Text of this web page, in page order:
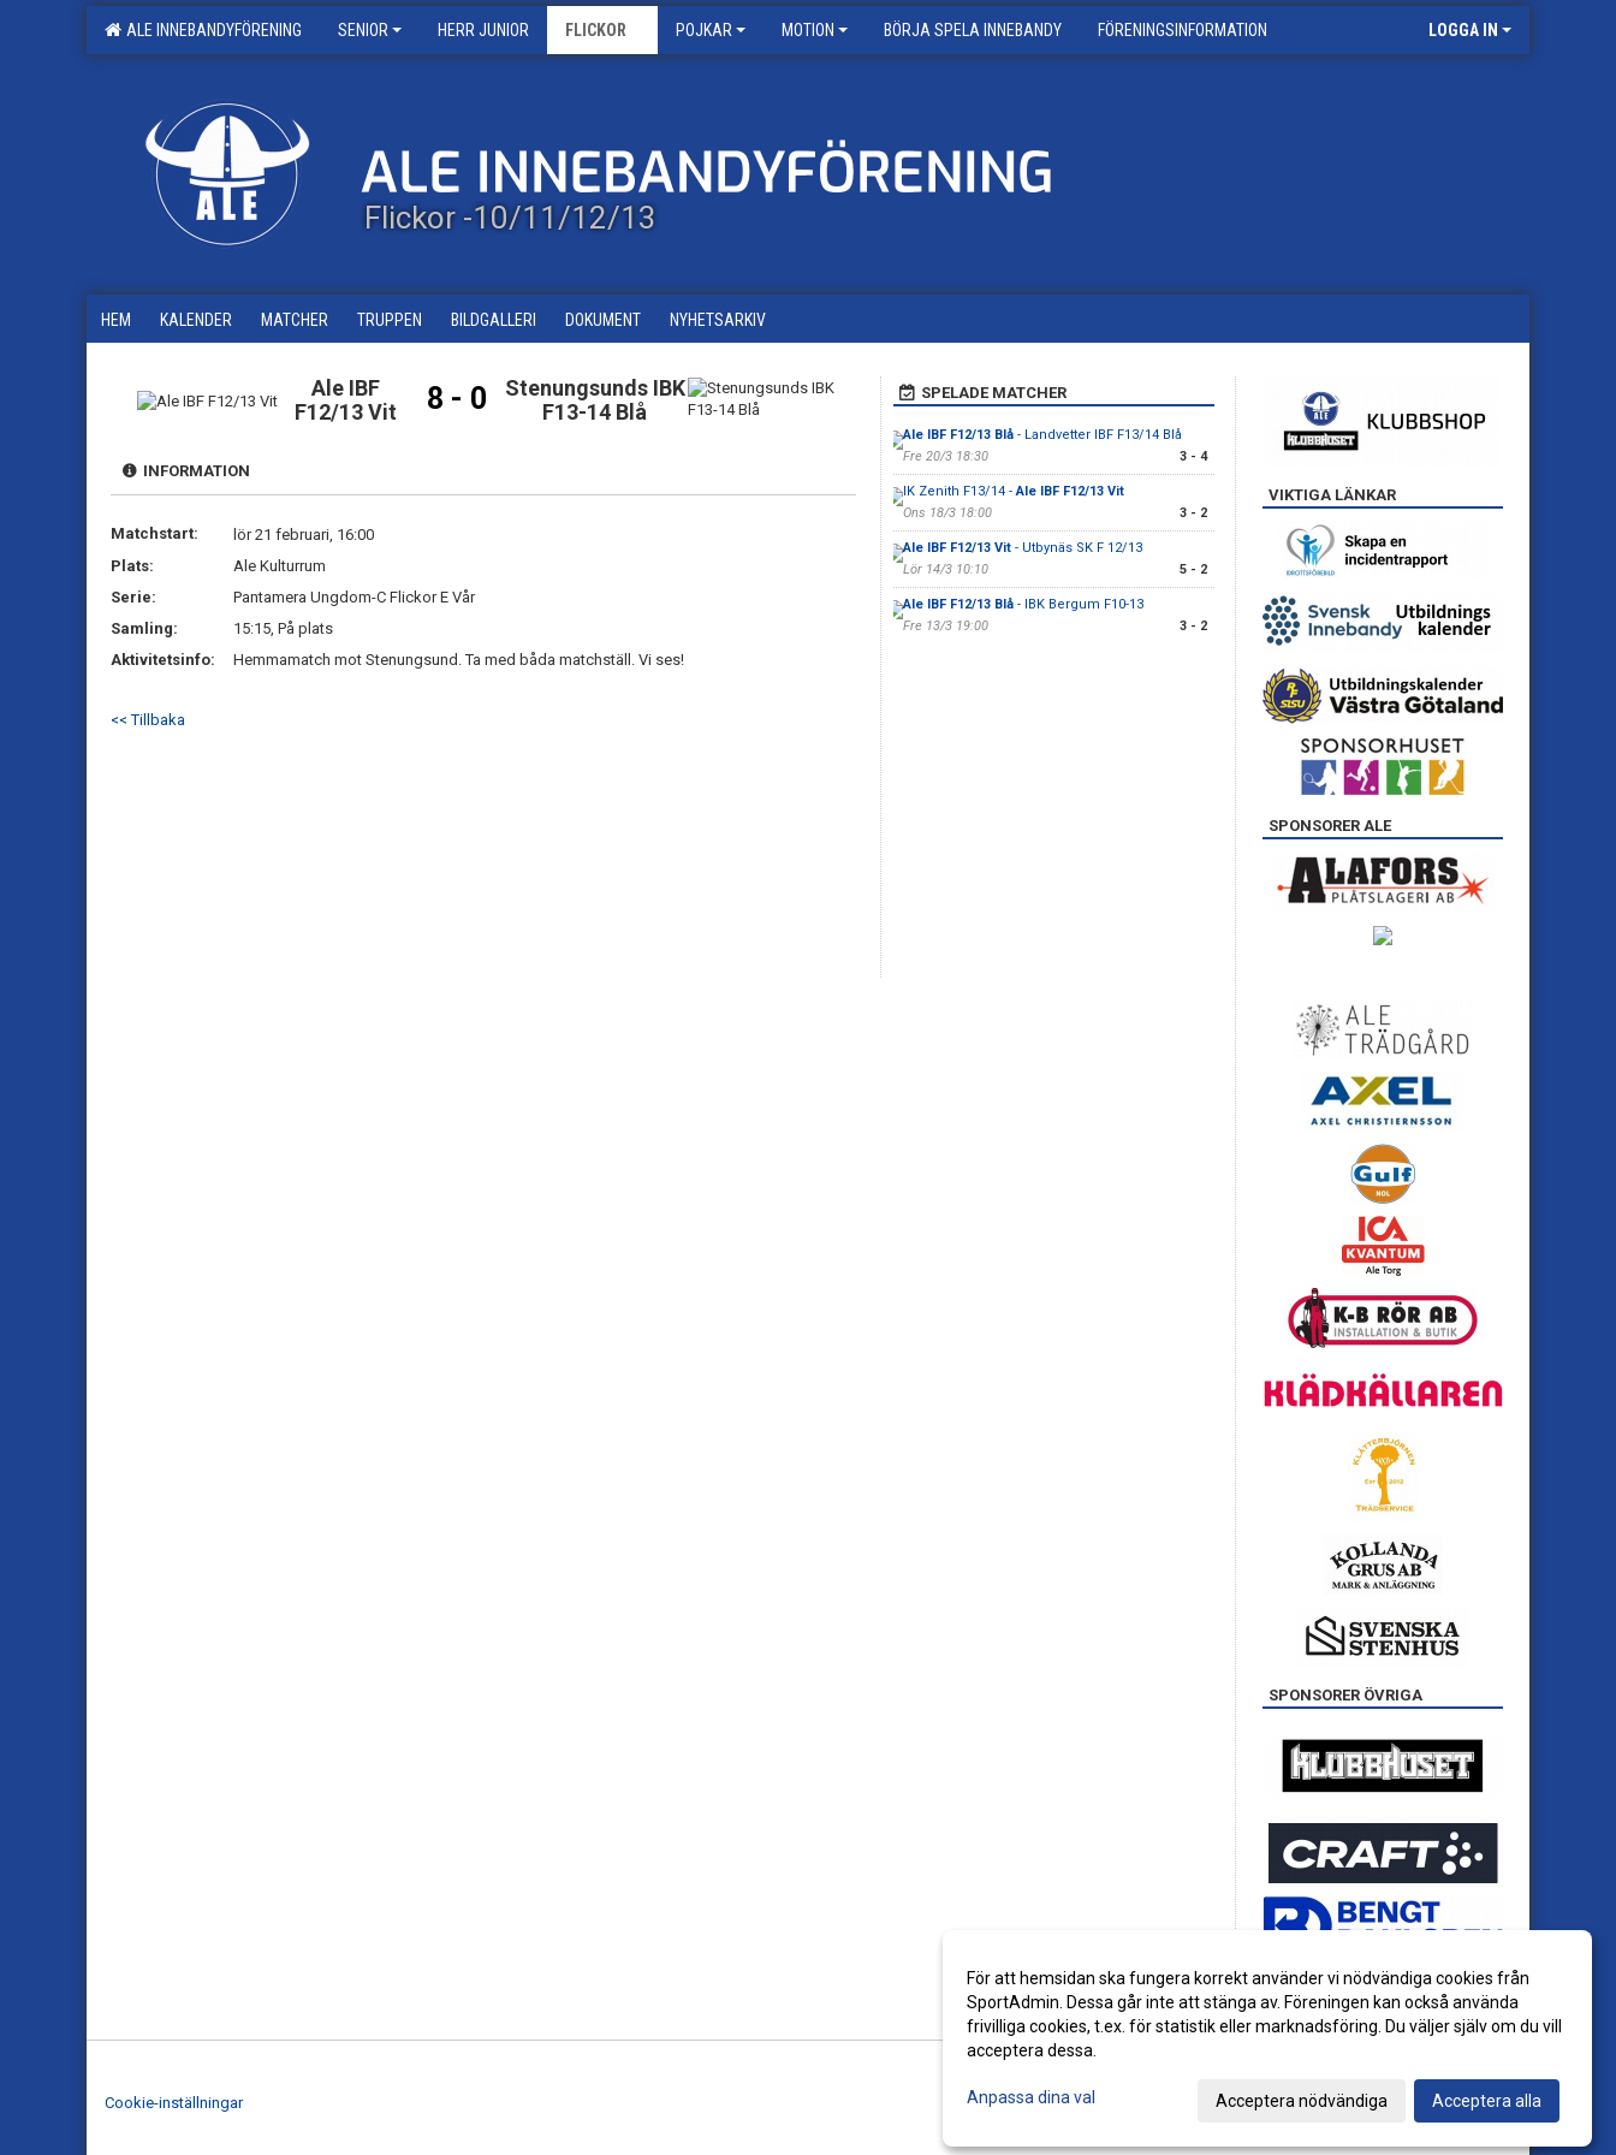
ALE INNEBANDYFÖRENING SENIOR HERR JUNIOR FLICKOR POJKAR MOTION BÖRJA SPELA INNEBANDY FÖRENINGSINFORMATION LOGGA IN
Flickor -10/11/12/13
HEM KALENDER MATCHER TRUPPEN BILDGALLERI DOKUMENT NYHETSARKIV
Ale IBF
F12/13 Vit
8 - 0
Stenungsunds IBK
F13-14 Blå
INFORMATION
Matchstart:
lör 21 februari, 16:00
Plats:
Ale Kulturrum
Serie:
Pantamera Ungdom-C Flickor E Vår
Samling:
15:15, På plats
Aktivitetsinfo:
Hemmamatch mot Stenungsund. Ta med båda matchställ. Vi ses!
<< Tillbaka
SPELADE MATCHER
Ale IBF F12/13 Blå- Landvetter IBF F13/14 Blå
Fre 20/3 18:30
3 - 4
IK Zenith F13/14 -Ale IBF F12/13 Vit
Ons 18/3 18:00
3 - 2
Ale IBF F12/13 Vit- Utbynäs SK F 12/13
Lör 14/3 10:10
5 - 2
Ale IBF F12/13 Blå- IBK Bergum F10-13
Fre 13/3 19:00
3 - 2
VIKTIGA LÄNKAR
SPONSORER ALE
SPONSORER ÖVRIGA
Cookie-inställningar
För att hemsidan ska fungera korrekt använder vi nödvändiga cookies från
SportAdmin. Dessa går inte att stänga av. Föreningen kan också använda
frivilliga cookies, t.ex. för statistik eller marknadsföring. Du väljer själv om du vill
acceptera dessa.
Anpassa dina val Acceptera nödvändiga Acceptera alla